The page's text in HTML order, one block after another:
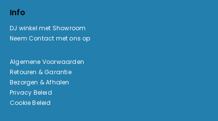
Info
DJ winkel met Showroom
Neem Contact met ons op
Algemene Voorwaarden
Retouren & Garantie
Bezorgen & Afhalen
Privacy Beleid
Cookie Beleid